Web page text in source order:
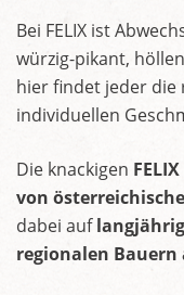
Bei FELIX ist
würzig-pikant,
hier findet jeder die
individuellen
Die knackigen
von
dabei auf
regionalen Bauern